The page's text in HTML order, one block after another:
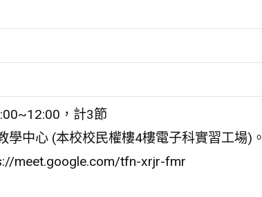
，計3節
中心 (本校校民權樓4樓電子科實習工場)。
meet.google.com/tfn-xrjr-fmr